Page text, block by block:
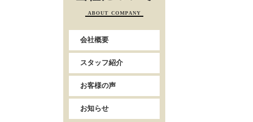
ABOUT COMPANY
会社概要
スタッフ紹介
お客様の声
お知らせ